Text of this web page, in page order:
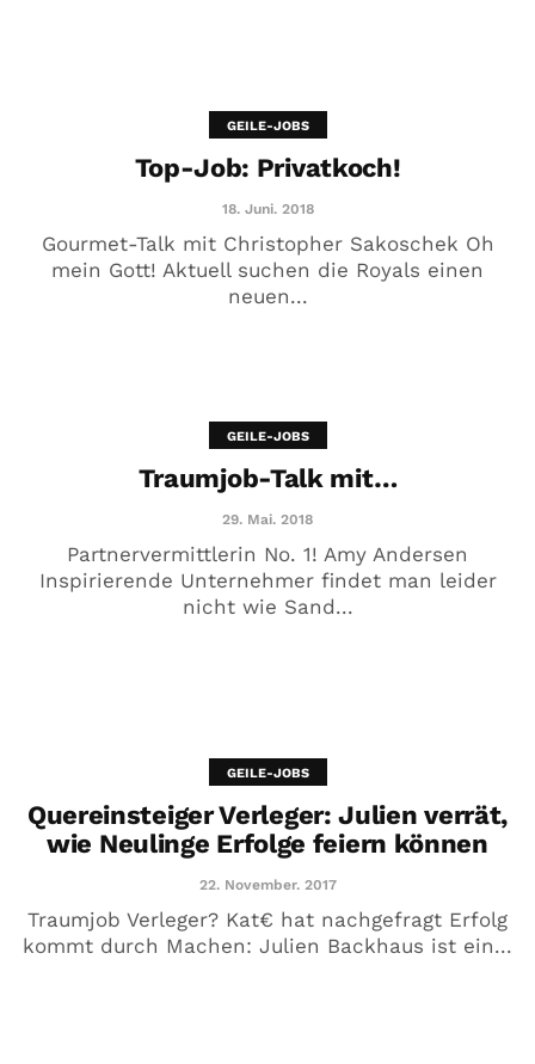
GEILE-JOBS
Top-Job: Privatkoch!
18. Juni. 2018
Gourmet-Talk mit Christopher Sakoschek Oh
mein Gott! Aktuell suchen die Royals einen
neuen...
GEILE-JOBS
Traumjob-Talk mit…
29. Mai. 2018
Partnervermittlerin No. 1! Amy Andersen
Inspirierende Unternehmer findet man leider
nicht wie Sand...
GEILE-JOBS
Quereinsteiger Verleger: Julien verrät,
wie Neulinge Erfolge feiern können
22. November. 2017
Traumjob Verleger? Kat€ hat nachgefragt Erfolg
kommt durch Machen: Julien Backhaus ist ein...